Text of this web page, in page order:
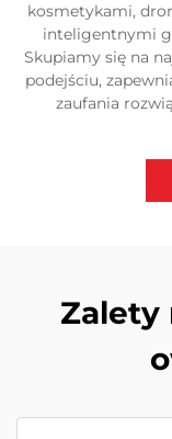
Projektowanie
Skontaktuj się
kosmetykami,
inteligentnymi
Skupiamy się na
podejściu,
zaufania
Zalety